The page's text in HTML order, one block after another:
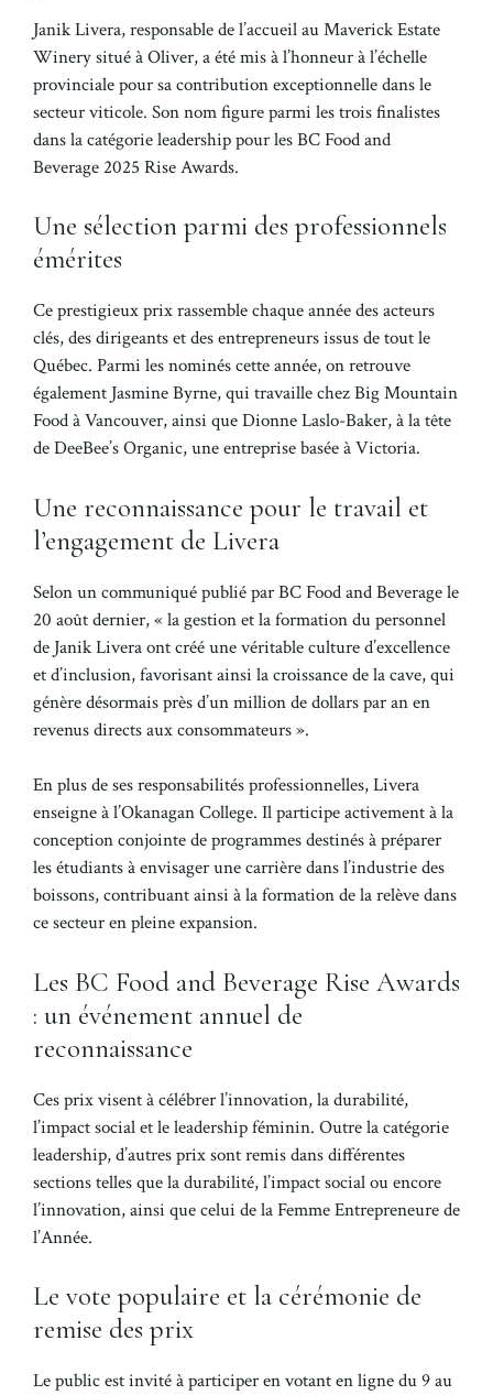
Janik Livera, responsable de l’accueil au Maverick Estate
Winery situé à Oliver, a été mis à l’honneur à l’échelle
provinciale pour sa contribution exceptionnelle dans le
secteur viticole. Son nom figure parmi les trois finalistes
dans la catégorie leadership pour les BC Food and
Beverage 2025 Rise Awards.
Une sélection parmi des professionnels
émérites
Ce prestigieux prix rassemble chaque année des acteurs
clés, des dirigeants et des entrepreneurs issus de tout le
Québec. Parmi les nominés cette année, on retrouve
également Jasmine Byrne, qui travaille chez Big Mountain
Food à Vancouver, ainsi que Dionne Laslo-Baker, à la tête
de DeeBee’s Organic, une entreprise basée à Victoria.
Une reconnaissance pour le travail et
l’engagement de Livera
Selon un communiqué publié par BC Food and Beverage le
20 août dernier, « la gestion et la formation du personnel
de Janik Livera ont créé une véritable culture d’excellence
et d’inclusion, favorisant ainsi la croissance de la cave, qui
génère désormais près d’un million de dollars par an en
revenus directs aux consommateurs ».
En plus de ses responsabilités professionnelles, Livera
enseigne à l’Okanagan College. Il participe activement à la
conception conjointe de programmes destinés à préparer
les étudiants à envisager une carrière dans l’industrie des
boissons, contribuant ainsi à la formation de la relève dans
ce secteur en pleine expansion.
Les BC Food and Beverage Rise Awards
: un événement annuel de
reconnaissance
Ces prix visent à célébrer l’innovation, la durabilité,
l’impact social et le leadership féminin. Outre la catégorie
leadership, d’autres prix sont remis dans différentes
sections telles que la durabilité, l’impact social ou encore
l’innovation, ainsi que celui de la Femme Entrepreneure de
l’Année.
Le vote populaire et la cérémonie de
remise des prix
Le public est invité à participer en votant en ligne du 9 au